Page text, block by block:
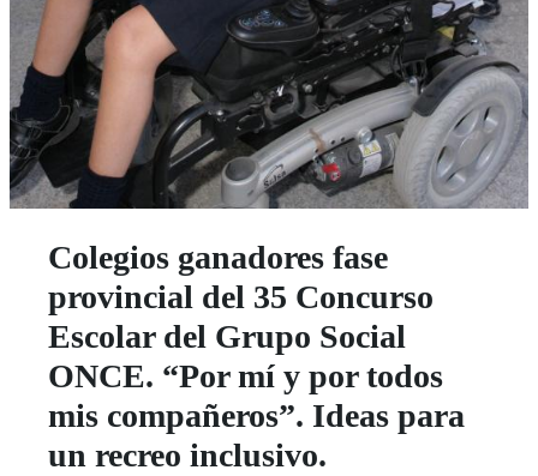
Colegios ganadores fase
provincial del 35 Concurso
Escolar del Grupo Social
ONCE. “Por mí y por todos
mis compañeros”. Ideas para
un recreo inclusivo.